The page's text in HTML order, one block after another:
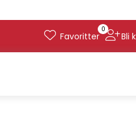
0
Favoritter Bli